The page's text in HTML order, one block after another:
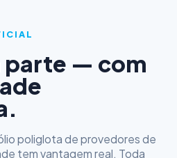
parte — com
poliglota de provedores de
tem vantagem real. Toda